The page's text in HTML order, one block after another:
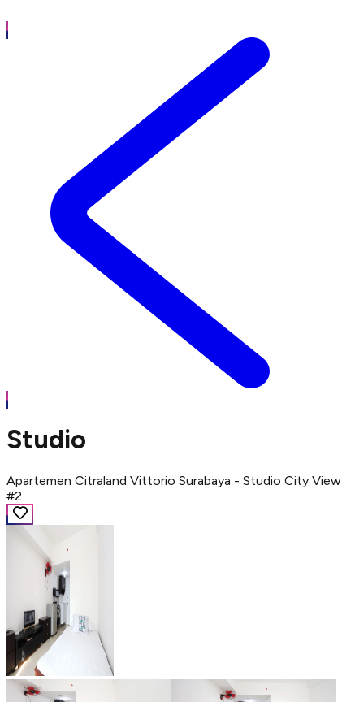
Studio
Apartemen Citraland Vittorio Surabaya - Studio City View
#2